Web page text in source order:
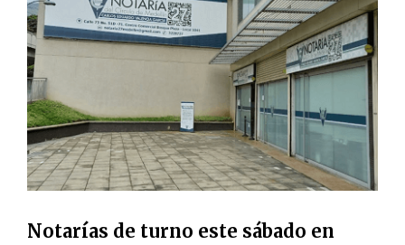
Notarías de turno este sábado en